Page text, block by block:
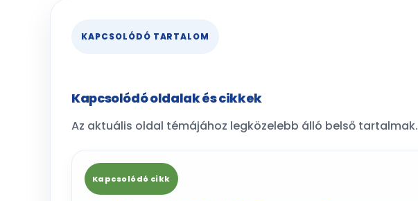
KAPCSOLÓDÓ TARTALOM
Kapcsolódó oldalak és cikkek
Az aktuális oldal témájához legközelebb álló belső tartalmak.
Kapcsolódó cikk